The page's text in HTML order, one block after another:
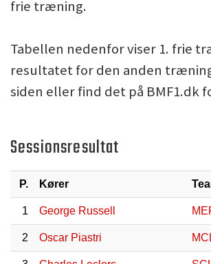
frie træning.
Tabellen nedenfor viser 1. frie
resultatet for den anden
siden eller find det på BMF1.dk
Sessionsresultat
P. Kører
1 George Russell
2 Oscar Piastri